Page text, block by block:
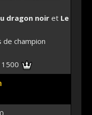
dragon noiret Le
champion
1500